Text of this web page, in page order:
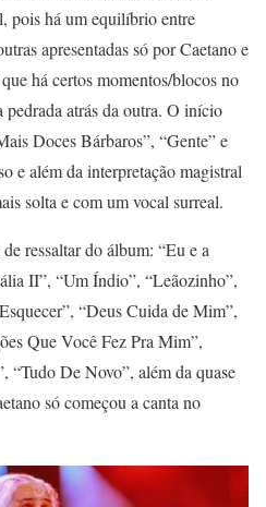
pois há um equilíbrio entre
apresentadas só por Caetano e
há certos momentos/blocos no
atrás da outra. O início
Doces Bárbaros”, “Gente” e
e além da interpretação magistral
solta e com um vocal surreal.
ressaltar do álbum: “Eu e a
II”, “Um Índio”, “Leãozinho”,
“Deus Cuida de Mim”,
Que Você Fez Pra Mim”,
“Tudo De Novo”, além da quase
só começou a canta no